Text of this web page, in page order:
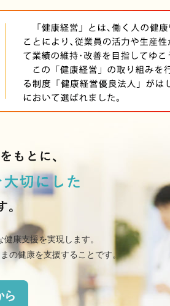
康支援を実現します。
の健康を支援することです。